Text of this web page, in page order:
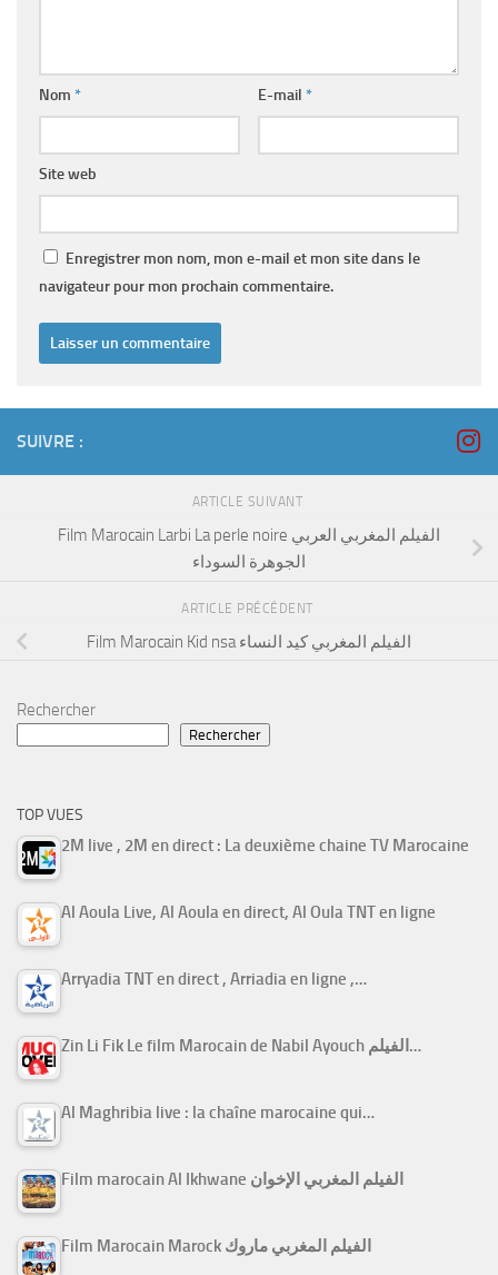
Nom * E-mail *
Site web
Enregistrer mon nom, mon e-mail et mon site dans le
navigateur pour mon prochain commentaire.
SUIVRE :
ARTICLE SUIVANT
Film Marocain Larbi La perle noire الفيلم المغربي العربي
الجوهرة السوداء
ARTICLE PRÉCÉDENT
Film Marocain Kid nsa الفيلم المغربي كيد النساء
Rechercher
Rechercher
TOP VUES
2M live , 2M en direct : La deuxième chaine TV Marocaine
Al Aoula Live, Al Aoula en direct, Al Oula TNT en ligne
Arryadia TNT en direct , Arriadia en ligne ,…
Zin Li Fik Le film Marocain de Nabil Ayouch الفيلم…
Al Maghribia live : la chaîne marocaine qui…
Film marocain Al Ikhwane الفيلم المغربي الإخوان
Film Marocain Marock الفيلم المغربي ماروك